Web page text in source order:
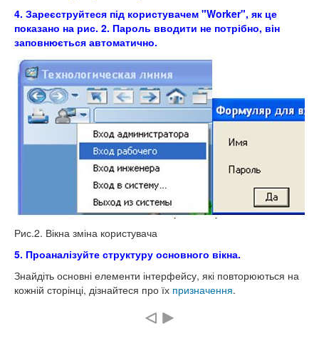
4. Зареєструйтеся під користувачем "Worker", як це
показано на рис. 2. Пароль вводити не потрібно, він
заповнюється автоматично.
Рис.2. Вікна зміна користувача
5. Проаналізуйте структуру основного вікна.
Знайдіть основні елементи інтерфейсу, які повторюються на
кожній сторінці, дізнайтеся про їх призначення.